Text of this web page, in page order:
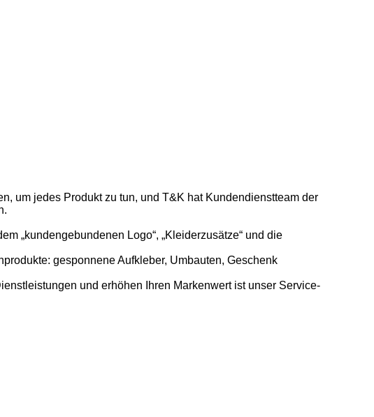
um jedes Produkt zu tun, und T&K hat Kundendienstteam der
„kundengebundenen Logo“, „Kleiderzusätze“ und die
gesponnene Aufkleber, Umbauten, Geschenk
und erhöhen Ihren Markenwert ist unser Service-